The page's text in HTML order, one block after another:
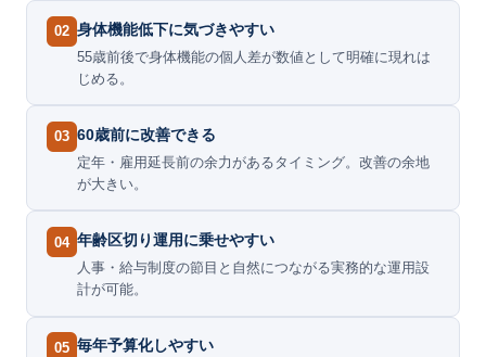
02 身体機能低下に気づきやすい
55歳前後で身体機能の個人差が数値として明確に現れは
じめる。
03 60歳前に改善できる
定年・雇用延長前の余力があるタイミング。改善の余地
が大きい。
04 年齢区切り運用に乗せやすい
人事・給与制度の節目と自然につながる実務的な運用設
計が可能。
05 毎年予算化しやすい